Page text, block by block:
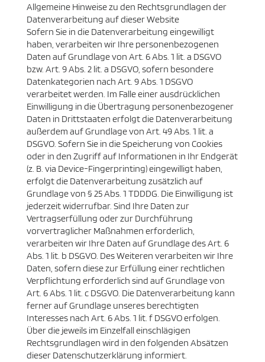
Allgemeine Hinweise zu den Rechtsgrundlagen der
Datenverarbeitung auf dieser Website
Sofern Sie in die Datenverarbeitung eingewilligt
haben, verarbeiten wir Ihre personenbezogenen
Daten auf Grundlage von Art. 6 Abs. 1 lit. a DSGVO
bzw. Art. 9 Abs. 2 lit. a DSGVO, sofern besondere
Datenkategorien nach Art. 9 Abs. 1 DSGVO
verarbeitet werden. Im Falle einer ausdrücklichen
Einwilligung in die Übertragung personenbezogener
Daten in Drittstaaten erfolgt die Datenverarbeitung
außerdem auf Grundlage von Art. 49 Abs. 1 lit. a
DSGVO. Sofern Sie in die Speicherung von Cookies
oder in den Zugriff auf Informationen in Ihr Endgerät
(z. B. via Device-Fingerprinting) eingewilligt haben,
erfolgt die Datenverarbeitung zusätzlich auf
Grundlage von § 25 Abs. 1 TDDDG. Die Einwilligung ist
jederzeit widerrufbar. Sind Ihre Daten zur
Vertragserfüllung oder zur Durchführung
vorvertraglicher Maßnahmen erforderlich,
verarbeiten wir Ihre Daten auf Grundlage des Art. 6
Abs. 1 lit. b DSGVO. Des Weiteren verarbeiten wir Ihre
Daten, sofern diese zur Erfüllung einer rechtlichen
Verpflichtung erforderlich sind auf Grundlage von
Art. 6 Abs. 1 lit. c DSGVO. Die Datenverarbeitung kann
ferner auf Grundlage unseres berechtigten
Interesses nach Art. 6 Abs. 1 lit. f DSGVO erfolgen.
Über die jeweils im Einzelfall einschlägigen
Rechtsgrundlagen wird in den folgenden Absätzen
dieser Datenschutzerklärung informiert.